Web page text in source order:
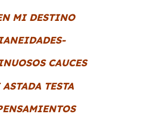
MI DESTINO
CAUCES
TESTA